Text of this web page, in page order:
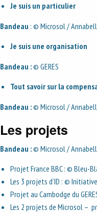
Je suis un particulier
Bandeau : © Microsol /
Je suis une organisation
Bandeau :© GERES
Tout savoir sur la
Bandeau :© Microsol /
Les projets
Bandeau :© Microsol /
Projet France BBC : © Bleu-
Les 3 projets d’ID : ©
Projet au Cambodge du
Les 2 projets de Microsol –